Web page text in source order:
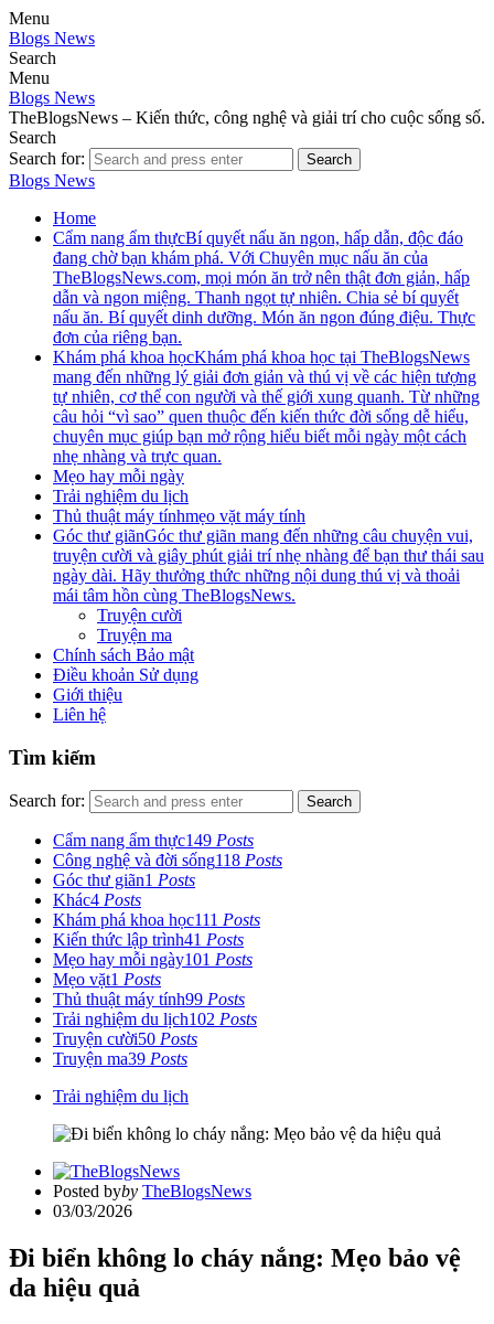
Menu
Blogs News
Search
Menu
Blogs News
TheBlogsNews – Kiến thức, công nghệ và giải trí cho cuộc sống số.
Search
Search for:
Search
Blogs News
Home
Cẩm nang ẩm thựcBí quyết nấu ăn ngon, hấp dẫn, độc đáo
đang chờ bạn khám phá. Với Chuyên mục nấu ăn của
TheBlogsNews.com, mọi món ăn trở nên thật đơn giản, hấp
dẫn và ngon miệng. Thanh ngọt tự nhiên. Chia sẻ bí quyết
nấu ăn. Bí quyết dinh dưỡng. Món ăn ngon đúng điệu. Thực
đơn của riêng bạn.
Khám phá khoa họcKhám phá khoa học tại TheBlogsNews
mang đến những lý giải đơn giản và thú vị về các hiện tượng
tự nhiên, cơ thể con người và thế giới xung quanh. Từ những
câu hỏi “vì sao” quen thuộc đến kiến thức đời sống dễ hiểu,
chuyên mục giúp bạn mở rộng hiểu biết mỗi ngày một cách
nhẹ nhàng và trực quan.
Mẹo hay mỗi ngày
Trải nghiệm du lịch
Thủ thuật máy tínhmẹo vặt máy tính
Góc thư giãnGóc thư giãn mang đến những câu chuyện vui,
truyện cười và giây phút giải trí nhẹ nhàng để bạn thư thái sau
ngày dài. Hãy thưởng thức những nội dung thú vị và thoải
mái tâm hồn cùng TheBlogsNews.
Truyện cười
Truyện ma
Chính sách Bảo mật
Điều khoản Sử dụng
Giới thiệu
Liên hệ
Tìm kiếm
Search for: Search
Cẩm nang ẩm thực149 Posts
Công nghệ và đời sống118 Posts
Góc thư giãn1 Posts
Khác4 Posts
Khám phá khoa học111 Posts
Kiến thức lập trình41 Posts
Mẹo hay mỗi ngày101 Posts
Mẹo vặt1 Posts
Thủ thuật máy tính99 Posts
Trải nghiệm du lịch102 Posts
Truyện cười50 Posts
Truyện ma39 Posts
Trải nghiệm du lịch
Posted byby TheBlogsNews
03/03/2026
Đi biển không lo cháy nắng: Mẹo bảo vệ
da hiệu quả